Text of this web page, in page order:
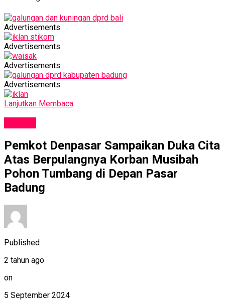
Advertisements
Advertisements
Advertisements
Advertisements
Lanjutkan Membaca
Pemkot Denpasar Sampaikan Duka Cita
Atas Berpulangnya Korban Musibah
Pohon Tumbang di Depan Pasar
Badung
Published
2 tahun ago
on
5 September 2024